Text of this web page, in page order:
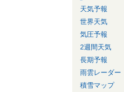
天気予報
世界天気
気圧予報
2週間天気
長期予報
雨雲レーダー
積雪マップ